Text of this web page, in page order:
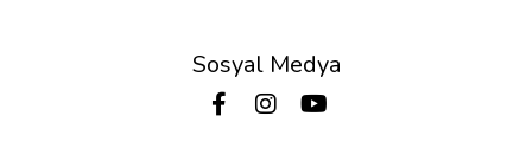
Sosyal Medya